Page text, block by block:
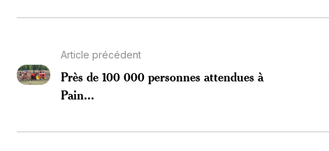
Article précédent
Près de 100 000 personnes attendues à
Pain...